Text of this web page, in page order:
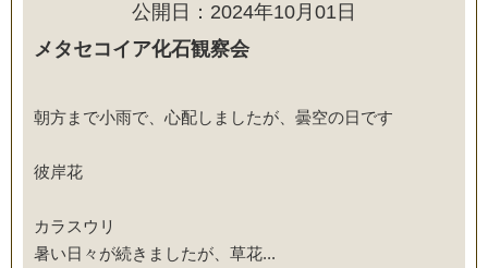
公開日：2024年10月01日
メタセコイア化石観察会
朝方まで小雨で、心配しましたが、曇空の日です
彼岸花
カラスウリ
暑い日々が続きましたが、草花...